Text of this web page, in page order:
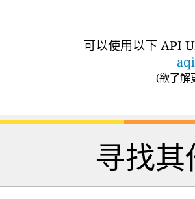
可以使用以下 API
(欲了解
寻找其